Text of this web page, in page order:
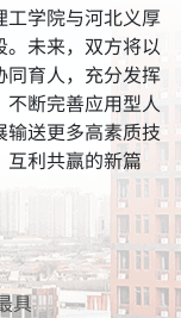
工学院与河北义厚
。未来，双方将以
同育人，充分发挥
断完善应用型人
输送更多高素质技
互利共赢的新篇
具